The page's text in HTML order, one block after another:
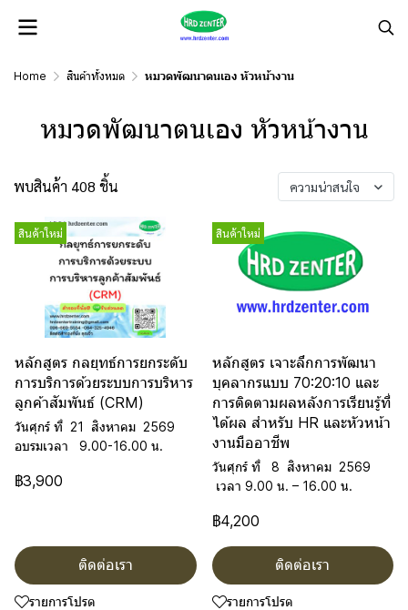
Home สินค้าทั้งหมด หมวดพัฒนาตนเอง หัวหน้างาน
หมวดพัฒนาตนเอง หัวหน้างาน
พบสินค้า 408 ชิ้น ความน่าสนใจ
สินค้าใหม่
หลักสูตร กลยุทธ์การยกระดับ
การบริการด้วยระบบการบริหาร
ลูกค้าสัมพันธ์ (CRM)
วันศุกร์ ที่ 21 สิงหาคม 2569
อบรมเวลา 9.00-16.00 น.
฿3,900
ติดต่อเรา
รายการโปรด
สินค้าใหม่
หลักสูตร เจาะลึกการพัฒนา
บุคลากรแบบ 70:20:10 และ
การติดตามผลหลังการเรียนรู้ที่
ได้ผล สำหรับ HR และหัวหน้า
งานมืออาชีพ
วันศุกร์ ที่ 8 สิงหาคม 2569
เวลา 9.00 น. – 16.00 น.
฿4,200
ติดต่อเรา
รายการโปรด